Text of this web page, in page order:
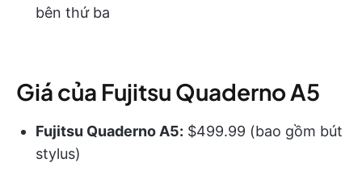
bên thứ ba
Giá của Fujitsu Quaderno A5
Fujitsu Quaderno A5: $499.99 (bao gồm bút
stylus)